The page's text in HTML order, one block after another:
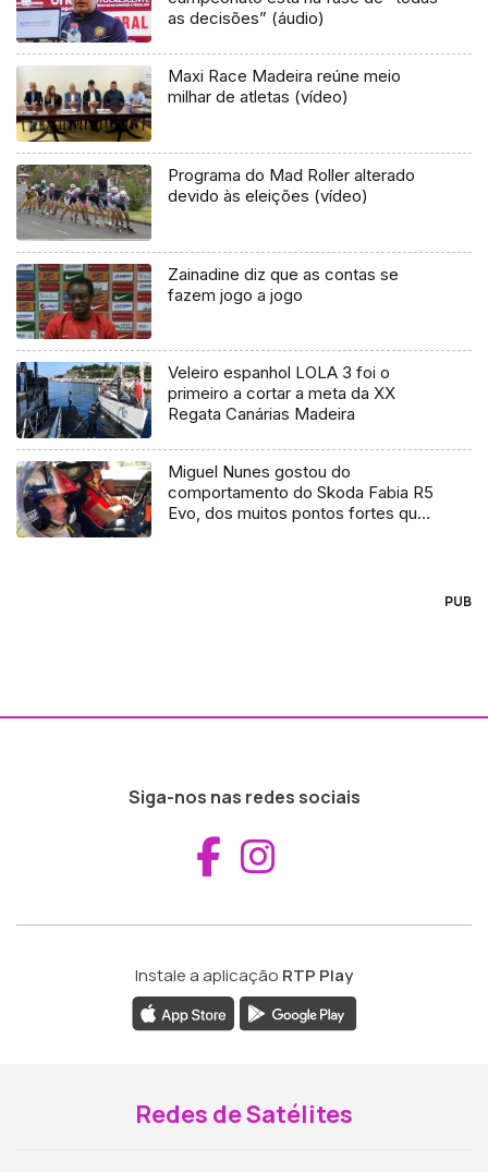
as decisões” (áudio)
Maxi Race Madeira reúne meio
milhar de atletas (vídeo)
Programa do Mad Roller alterado
devido às eleições (vídeo)
Zainadine diz que as contas se
fazem jogo a jogo
Veleiro espanhol LOLA 3 foi o
primeiro a cortar a meta da XX
Regata Canárias Madeira
Miguel Nunes gostou do
comportamento do Skoda Fabia R5
Evo, dos muitos pontos fortes que
PUB
Siga-nos nas redes sociais
Aceder ao
Instale a aplicação RTP Play
Redes de Satélites